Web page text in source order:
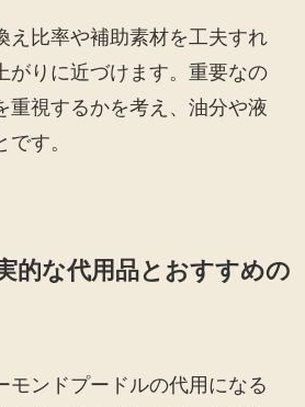
え比率や補助素材を工夫すれ
がりに近づけます。重要なの
重視するかを考え、油分や液
す。
的な代用品とおすすめの
モンドプードルの代用になる